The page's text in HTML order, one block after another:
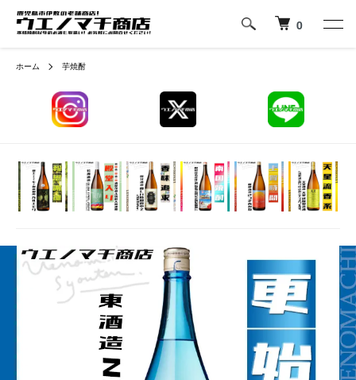
0
ホーム 芋焼酎